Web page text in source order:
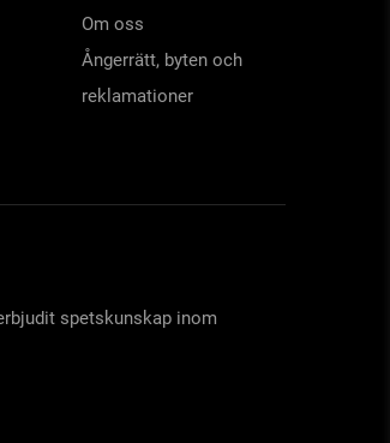
Om oss
Ångerrätt, byten och
reklamationer
spetskunskap inom